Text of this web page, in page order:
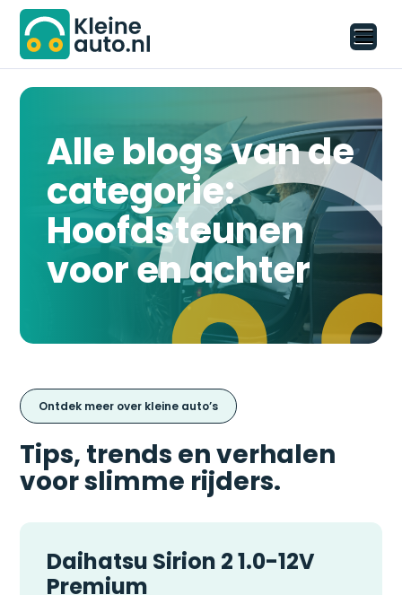
Alle blogs van de
categorie:
Hoofdsteunen
voor en achter
Ontdek meer over kleine auto’s
Tips, trends en verhalen
voor slimme rijders.
Daihatsu Sirion 2 1.0-12V
Premium